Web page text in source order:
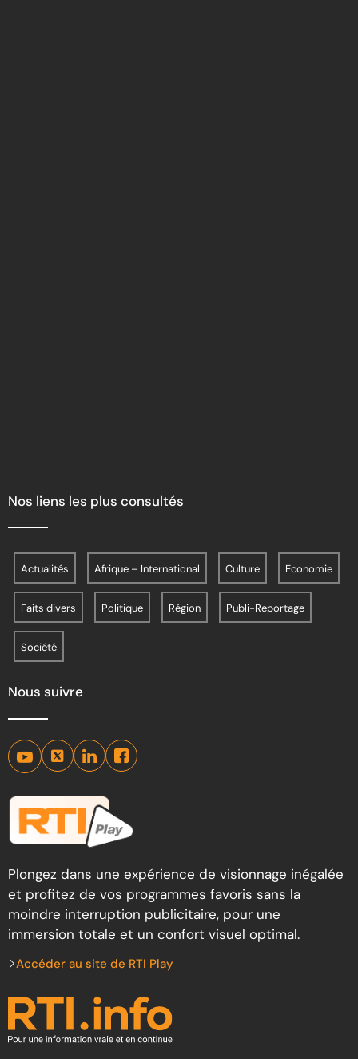
Nos liens les plus consultés
Actualités Afrique – International Culture Economie
Faits divers Politique Région Publi-Reportage
Société
Nous suivre
Plongez dans une expérience de visionnage inégalée
et profitez de vos programmes favoris sans la
moindre interruption publicitaire, pour une
immersion totale et un confort visuel optimal.
Accéder au site de RTI Play